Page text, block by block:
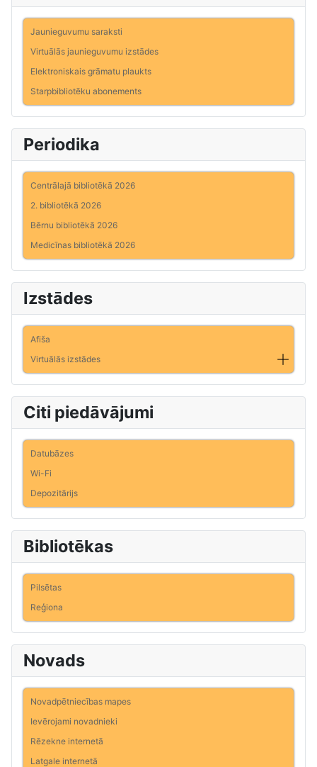
Jaunieguvumu saraksti
Virtuālās jaunieguvumu izstādes
Elektroniskais grāmatu plaukts
Starpbibliotēku abonements
Periodika
Centrālajā bibliotēkā 2026
2. bibliotēkā 2026
Bērnu bibliotēkā 2026
Medicīnas bibliotēkā 2026
Izstādes
Afiša
Virtuālās izstādes
Citi piedāvājumi
Datubāzes
Wi-Fi
Depozitārijs
Bibliotēkas
Pilsētas
Reģiona
Novads
Novadpētniecības mapes
Ievērojami novadnieki
Rēzekne internetā
Latgale internetā